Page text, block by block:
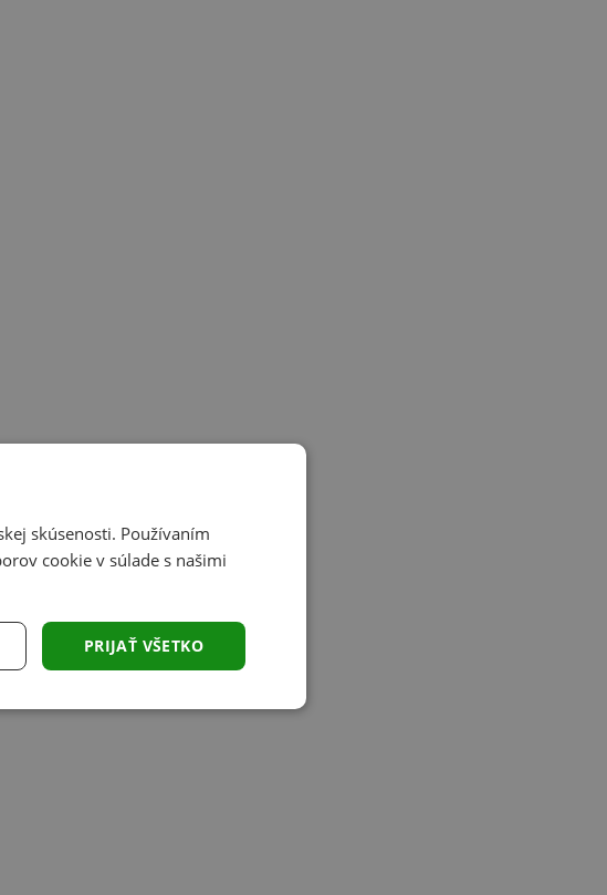
skúsenosti. Používaním
cookie v súlade s našimi
PRIJAŤ VŠETKO